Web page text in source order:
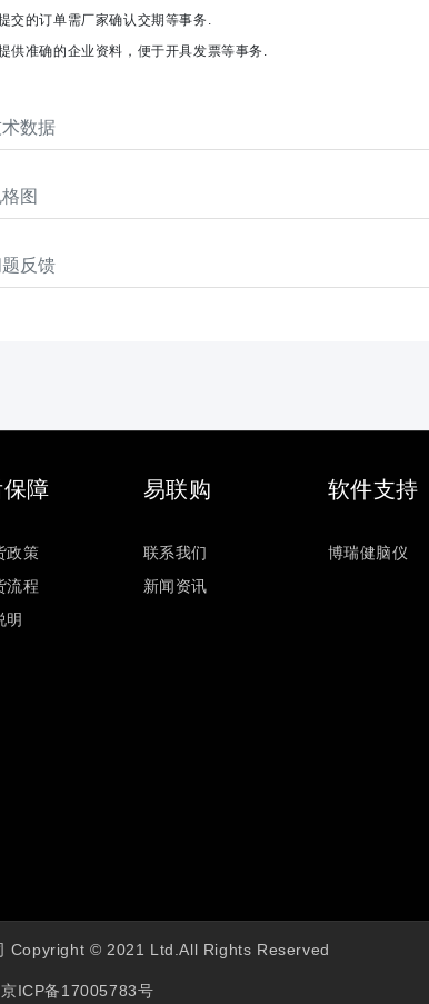
交的订单需厂家确认交期等事务.
供准确的企业资料，便于开具发票等事务.
数据
图
反馈
障
政策
流程
明
易联购
联系我们
新闻资讯
软件支持
博瑞健脑仪
Copyright © 2021 Ltd.All Rights Reserved
京ICP备17005783号